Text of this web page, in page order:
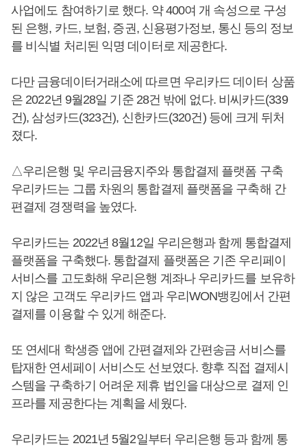
사업에도 참여하기로 했다. 약 400여 개 속성으로 구성
된 은행, 카드, 보험, 증권, 신용평가정보, 통신 등의 정보
를 비식별 처리된 익명 데이터로 제공한다.
다만 금융데이터거래소에 따르면 우리카드 데이터 상품
은 2022년 9월28일 기준 28건 밖에 없다. 비씨카드(339
건), 삼성카드(323건), 신한카드(320건) 등에 크게 뒤처
졌다.
△우리은행 및 우리금융지주와 통합결제 플랫폼 구축
우리카드는 그룹 차원의 통합결제 플랫폼을 구축해 간
편결제 경쟁력을 높였다.
우리카드는 2022년 8월12일 우리은행과 함께 통합결제
플랫폼을 구축했다. 통합결제 플랫폼은 기존 우리페이
서비스를 고도화해 우리은행 계좌나 우리카드를 보유하
지 않은 고객도 우리카드 앱과 우리WON뱅킹에서 간편
결제를 이용할 수 있게 해준다.
또 연세대 학생증 앱에 간편결제와 간편송금 서비스를
탑재한 연세페이 서비스도 선보였다. 향후 직접 결제시
스템을 구축하기 어려운 제휴 법인을 대상으로 결제 인
프라를 제공한다는 계획을 세웠다.
우리카드는 2021년 5월2일부터 우리은행 등과 함께 통